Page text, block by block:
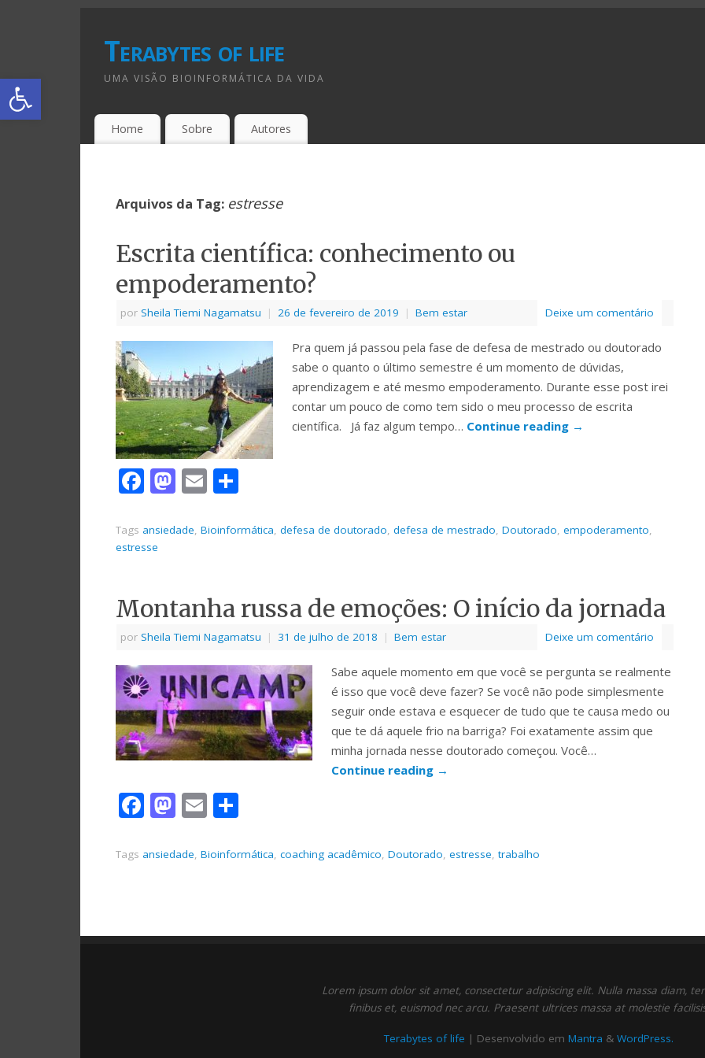
Abrir a barra de ferramentas
Terabytes of life
UMA VISÃO BIOINFORMÁTICA DA VIDA
Home Sobre Autores
Arquivos da Tag: estresse
Escrita científica: conhecimento ou
empoderamento?
por Sheila Tiemi Nagamatsu | 26 de fevereiro de 2019 | Bem estar Deixe um comentário
Pra quem já passou pela fase de defesa de mestrado ou doutorado
sabe o quanto o último semestre é um momento de dúvidas,
aprendizagem e até mesmo empoderamento. Durante esse post irei
contar um pouco de como tem sido o meu processo de escrita
científica. Já faz algum tempo… Continue reading →
Facebook
Mastodon
Email
Tags ansiedade, Bioinformática, defesa de doutorado, defesa de mestrado, Doutorado, empoderamento,
estresse
Montanha russa de emoções: O início da jornada
por Sheila Tiemi Nagamatsu | 31 de julho de 2018 | Bem estar Deixe um comentário
Sabe aquele momento em que você se pergunta se realmente
é isso que você deve fazer? Se você não pode simplesmente
seguir onde estava e esquecer de tudo que te causa medo ou
que te dá aquele frio na barriga? Foi exatamente assim que
minha jornada nesse doutorado começou. Você…
Continue reading →
Facebook
Mastodon
Email
Tags ansiedade, Bioinformática, coaching acadêmico, Doutorado, estresse,trabalho
Lorem ipsum dolor sit amet, consectetur adipiscing elit. Nulla massa diam,
finibus et, euismod nec arcu. Praesent ultrices massa at molestie
Terabytes of life | Desenvolvido em Mantra & WordPress.